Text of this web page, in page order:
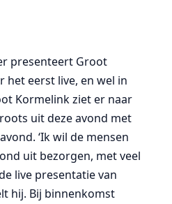
presenteert Groot
het eerst live, en wel in
Kormelink ziet er naar
uit deze avond met
‘Ik wil de mensen
uit bezorgen, met veel
live presentatie van
hij. Bij binnenkomst